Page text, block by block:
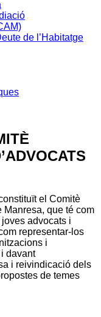
de l’Habitatge
el Comitè
Manresa, que té com
advocats i
representar-los
i
davant
i reivindicació dels
de temes